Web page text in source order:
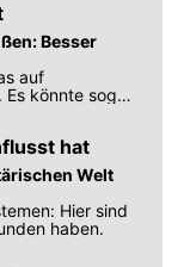
Besser
auf
könnte sogar
hat
Welt
Hier sind
haben.